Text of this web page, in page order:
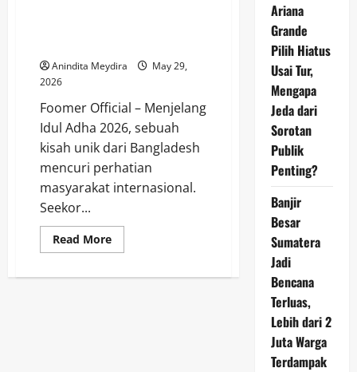
Anindita Meydira
May 29,
2026
Foomer Official – Menjelang
Idul Adha 2026, sebuah
kisah unik dari Bangladesh
mencuri perhatian
masyarakat internasional.
Seekor...
Read MoreRead
more
Albino
Ariana
Grande
Pilih Hiatus
Usai Tur,
Mengapa
Jeda dari
Sorotan
Publik
Penting?
Banjir
Besar
Sumatera
Jadi
Bencana
Terluas,
Lebih dari 2
Juta Warga
Terdampak